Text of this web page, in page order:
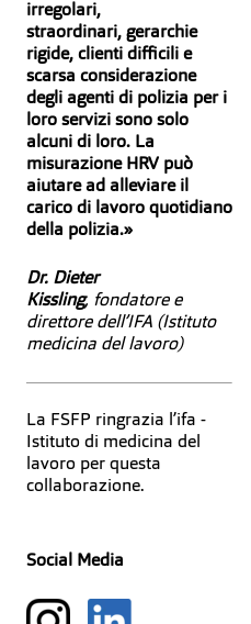
irregolari,
straordinari, gerarchie
rigide, clienti difficili e
scarsa considerazione
degli agenti di polizia per i
loro servizi sono solo
alcuni di loro. La
misurazione HRV può
aiutare ad alleviare il
carico di lavoro quotidiano
della polizia.»
Dr. Dieter
Kissling, fondatore e
direttore dell’IFA (Istituto
medicina del lavoro)
La FSFP ringrazia l’ifa -
Istituto di medicina del
lavoro per questa
collaborazione.
Social Media